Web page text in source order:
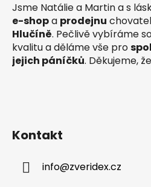
Jsme Natálie a Martin a s
e-shopa prodejnu
Hlučíně. Pečlivě vybíráme
kvalitu a děláme vše pro
jejich páníčků. Děkujeme,
Kontakt
info@zveridex.cz